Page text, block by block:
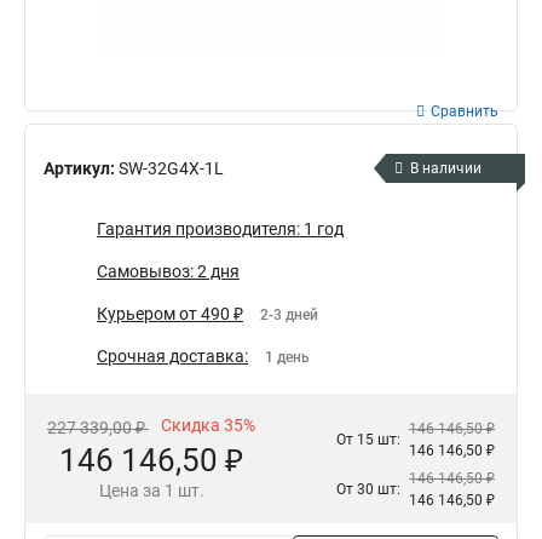
Артикул: SW-32G4X-1L
Сравнить
В наличии
Гарантия производителя: 1 год
Самовывоз: 2 дня
Курьером от 490 ₽ 2-3 дней
Срочная доставка: 1 день
227 339,00 ₽ Скидка 35%
146 146,50 ₽
Цена за 1 шт.
От 15 шт:
146 146,50 ₽
146 146,50 ₽
От 30 шт:
146 146,50 ₽
146 146,50 ₽